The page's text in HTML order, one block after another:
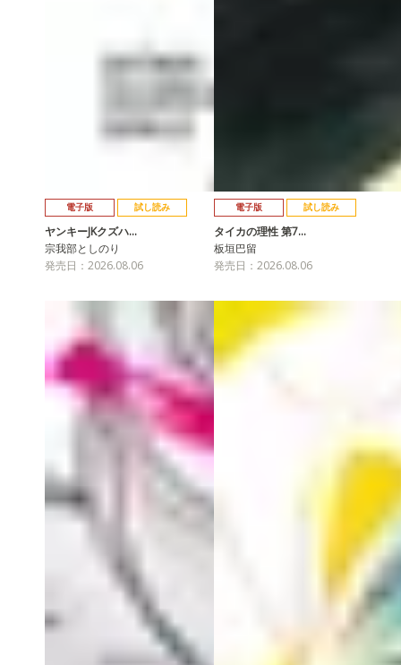
電子版 試し読み
ヤンキーJKクズハ…
宗我部としのり
発売日：2026.08.06
電子版 試し読み
タイカの理性 第7…
板垣巴留
発売日：2026.08.06